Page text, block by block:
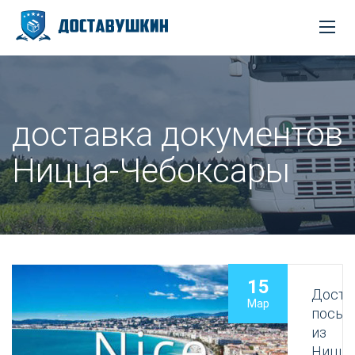
доставка документов
Ницца-Чебоксары
15
Мар
из